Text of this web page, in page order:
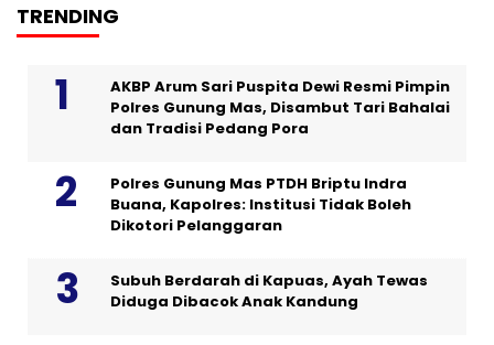
TRENDING
AKBP Arum Sari Puspita Dewi Resmi Pimpin
Polres Gunung Mas, Disambut Tari Bahalai
dan Tradisi Pedang Pora
Polres Gunung Mas PTDH Briptu Indra
Buana, Kapolres: Institusi Tidak Boleh
Dikotori Pelanggaran
Subuh Berdarah di Kapuas, Ayah Tewas
Diduga Dibacok Anak Kandung